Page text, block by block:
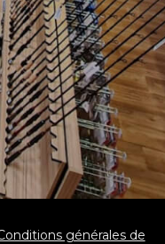
générales de